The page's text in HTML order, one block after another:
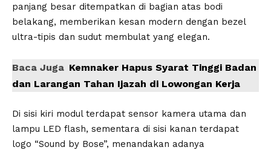
panjang besar ditempatkan di bagian atas bodi
belakang, memberikan kesan modern dengan bezel
ultra-tipis dan sudut membulat yang elegan.
Baca Juga Kemnaker Hapus Syarat Tinggi Badan
dan Larangan Tahan Ijazah di Lowongan Kerja
Di sisi kiri modul terdapat sensor kamera utama dan
lampu LED flash, sementara di sisi kanan terdapat
logo “Sound by Bose”, menandakan adanya